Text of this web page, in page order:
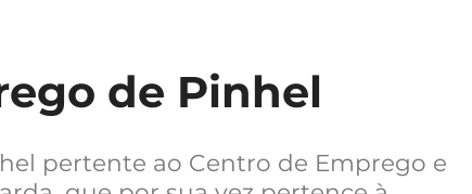
de Pinhel
pertente ao Centro de Emprego e